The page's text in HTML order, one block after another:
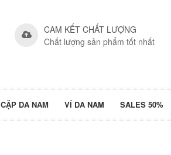
CAM KẾT CHẤT LƯỢNG
Chất lượng sản phẩm tốt nhất
CẶP DA NAM VÍ DA NAM SALES 50%